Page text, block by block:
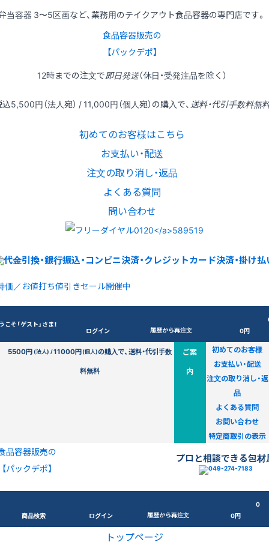
当容器 3〜5区画など、業務用のテイクアウト食品容器の専門店です。
食品容器販売の
【パックデポ】
12時までの注文で即日発送（休日・受発注品を除く）
込5,500円（法人宛） / 11,000円（個人宛）の購入で、 送料・代引手数料無
初めてのお客様はこちら
お支払い・配送
注文の取り消し・返品
よくある質問
問い合わせ
価／お値打ち値引きセール開催中
こそ「ゲスト」さま！
ログイン 履歴から再注文
0円
5500円(法人) /11000円(個人)の購入で、送料・代引手数
料無料
ご案
内
初めてのお客様
お支払い・配送
注文の取り消し・返
品
よくある質問
お問い合わせ
特定商取引の表示
品容器販売の
【パックデポ】
プロと相談できる包材
商品検索 ログイン 履歴から再注文
0
0円
トップページ